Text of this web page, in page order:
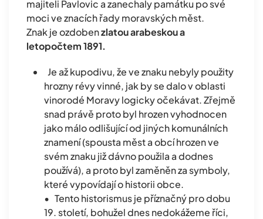
majiteli Pavlovic a zanechaly památku po své
moci ve znacích řady moravských měst.
Znak je ozdobenzlatou arabeskou a
letopočtem 1891.
Je až kupodivu, že ve znaku nebyly použity
hrozny révy vinné, jak by se dalo v oblasti
vinorodé Moravy logicky očekávat. Zřejmě
snad právě proto byl hrozen vyhodnocen
jako málo odlišující od jiných komunálních
znamení (spousta měst a obcí hrozen ve
svém znaku již dávno použila a dodnes
používá), a proto byl zaměněn za symboly,
které vypovídají o historii obce.
• Tento historismus je příznačný pro dobu
19. století, bohužel dnes nedokážeme říci,